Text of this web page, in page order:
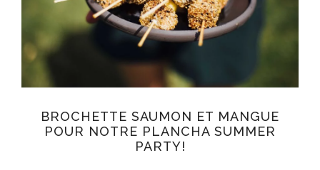
BROCHETTE SAUMON ET MANGUE
POUR NOTRE PLANCHA SUMMER
PARTY!